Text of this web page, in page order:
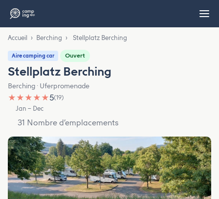
Accueil › Berching › Stellplatz Berching
Aire camping car Ouvert
Stellplatz Berching
Berching · Uferpromenade
★ ★ ★ ★ ★5(19)
Jan – Dec
31 Nombre d’emplacements